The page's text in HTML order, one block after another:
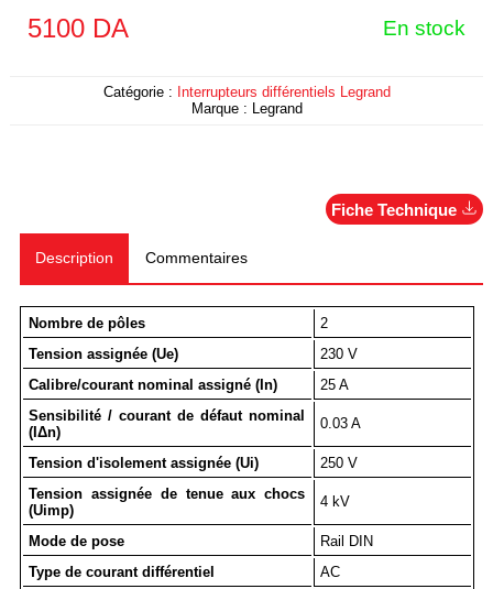
5100DA En stock
Catégorie : Interrupteurs différentiels Legrand
Marque : Legrand
Fiche Technique
Description Commentaires
Nombre de pôles
2
Tension assignée (Ue)
230 V
Calibre/courant nominal assigné (In)
25 A
Sensibilité / courant de défaut nominal
(IΔn)
0.03 A
Tension d'isolement assignée (Ui)
250 V
Tension assignée de tenue aux chocs
(Uimp)
4 kV
Mode de pose
Rail DIN
Type de courant différentiel
AC